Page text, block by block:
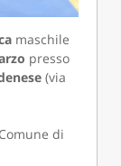
maschile
presso
(via
di